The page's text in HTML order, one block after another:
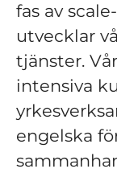
fas av
utvecklar
tjänster.
intensiva
engelska